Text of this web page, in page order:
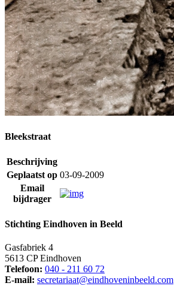
Bleekstraat
Beschrijving
Geplaatst op 03-09-2009
Email
bijdrager
Stichting Eindhoven in Beeld
Gasfabriek 4
5613 CP Eindhoven
Telefoon: 040 - 211 60 72
E-mail: secretariaat@eindhoveninbeeld.com